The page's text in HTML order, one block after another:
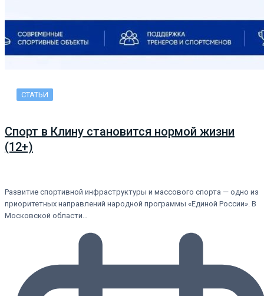
СТАТЬИ
Спорт в Клину становится нормой жизни
(12+)
Развитие спортивной инфраструктуры и массового спорта — одно из
приоритетных направлений народной программы «Единой России». В
Московской области…